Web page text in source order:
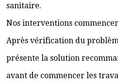
sanitaire.
Nos interventions
Après vérification du
présente la solution
avant de commencer les